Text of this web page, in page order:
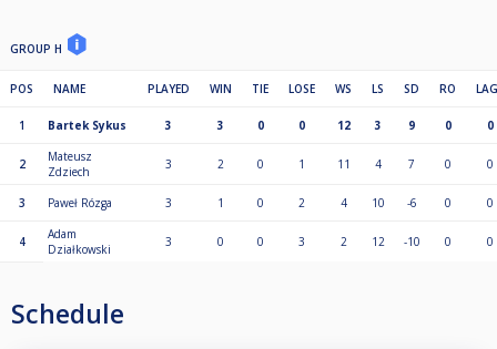
GROUP H
POS NAME PLAYED WIN TIE LOSE WS LS SD RO
1 Bartek Sykus 3 3 0 0 12 3 9 0 0
2
Mateusz
Zdziech
3 2 0 1 11 4 7 0 0
3 Paweł Rózga 3 1 0 2 4 10 -6 0 0
4
Adam
Działkowski
3 0 0 3 2 12 -10 0 0
Schedule